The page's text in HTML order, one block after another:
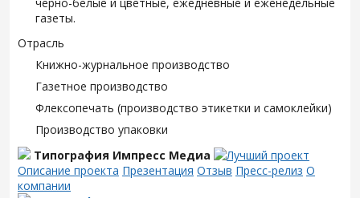
черно-белые и цветные, ежедневные и еженедельные
газеты.
Отрасль
Книжно-журнальное производство
Газетное производство
Флексопечать (производство этикетки и самоклейки)
Производство упаковки
Типография Импресс Медиа
Описание проекта Презентация Отзыв Пресс-релиз О
компании